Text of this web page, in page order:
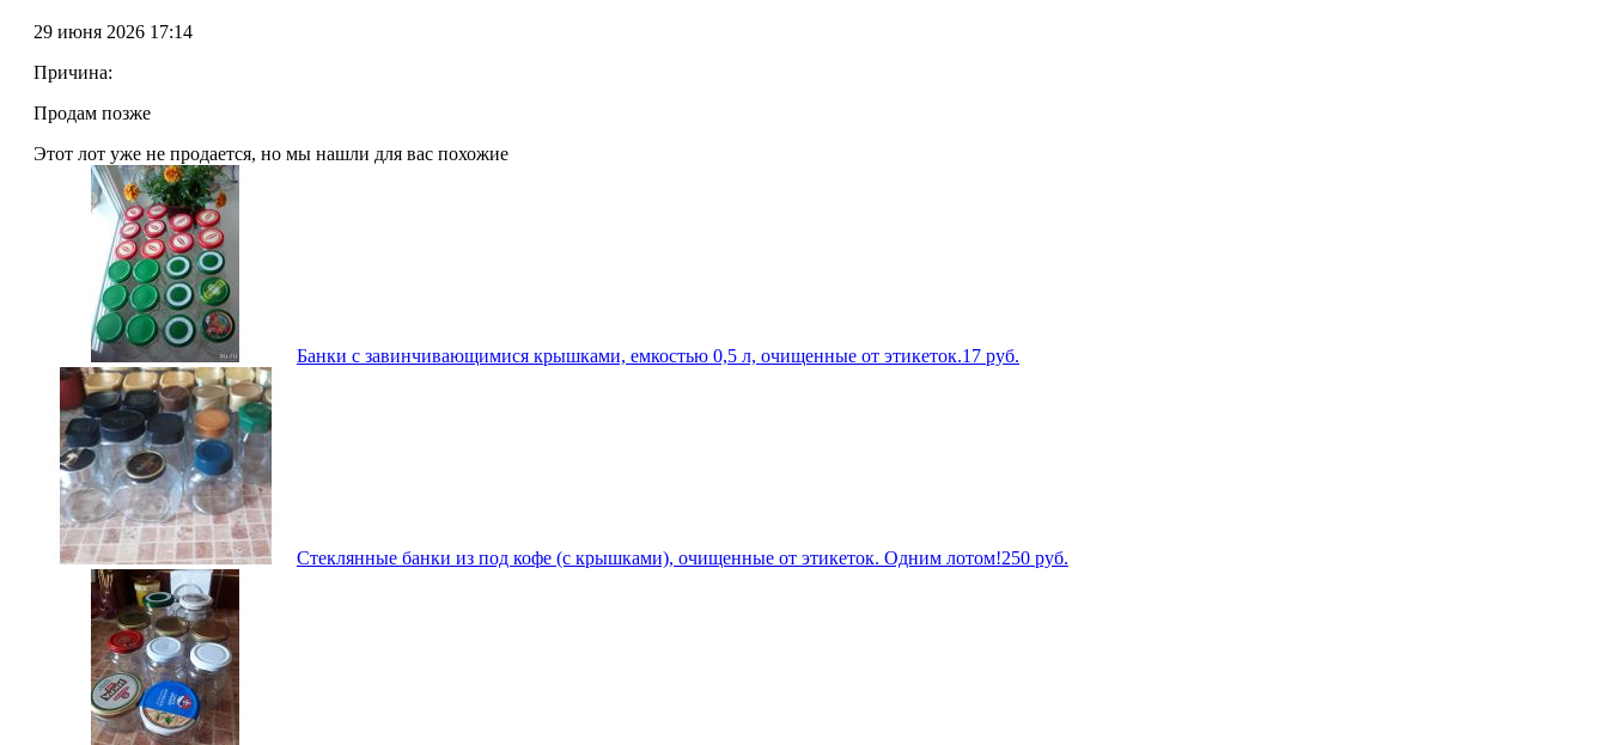
29 июня 2026 17:14
Причина:
Продам позже
Этот лот уже не продается, но мы нашли для вас похожие
Банки с завинчивающимися крышками, емкостью 0,5 л, очищенные от этикеток.17 руб.
Стеклянные банки из под кофе (с крышками), очищенные от этикеток. Одним лотом!250 руб.